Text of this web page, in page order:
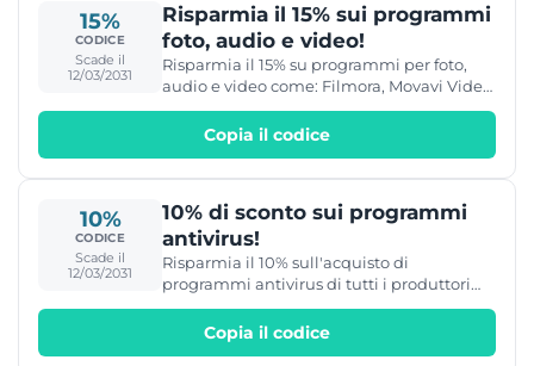
15%
CODICE
Scade il
12/03/2031
Risparmia il 15% sui programmi
foto, audio e video!
Risparmia il 15% su programmi per foto,
audio e video come: Filmora, Movavi Video
Editor e altro ancora!
Copia il codice
10%
CODICE
Scade il
12/03/2031
10% di sconto sui programmi
antivirus!
Risparmia il 10% sull'acquisto di
programmi antivirus di tutti i produttori
(Bitdefender, Kaspersky, Avira, Avast, ESET,
Copia il codice